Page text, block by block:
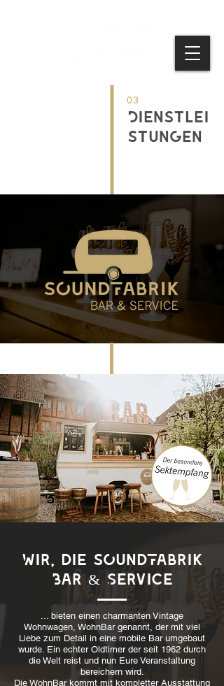
03
Dienstlei
stungen
Wir, die sOundFabrik
Bar & Service
... bieten einen charmanten Vintage
Wohnwagen, WohnBar genannt, der mit viel
Liebe zum Detail in eine mobile Bar umgebaut
wurde. Ein echter Oldtimer der seit 1962 durch
die Welt reist und nun Eure Veranstaltung
bereichern wird.
Die WohnBar kommt mit kompletter Ausstattung